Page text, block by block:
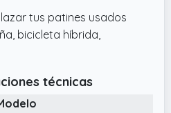
tus patines usados
bicicleta híbrida,
técnicas